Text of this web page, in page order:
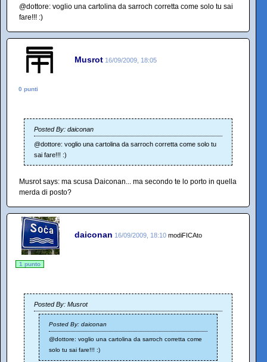
@dottore: voglio una cartolina da sarroch corretta come solo tu sai
fare!!! :)
Musrot 16/09/2009, 18:05
0 punti
Posted By: daiconan
@dottore: voglio una cartolina da sarroch corretta come solo tu
sai fare!!! :)
Musrot says: ma scusa Daiconan... ma secondo te lo porto in quella
merda di posto?
daiconan 16/09/2009, 18:10 modiFICAto
1 punto
Posted By: Musrot
Posted By: daiconan
@dottore: voglio una cartolina da sarroch corretta come
solo tu sai fare!!! :)